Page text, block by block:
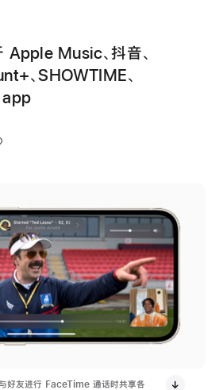
Apple Music、抖音、
、SHOWTIME、
app
好友进行 FaceTime 通话时共享各